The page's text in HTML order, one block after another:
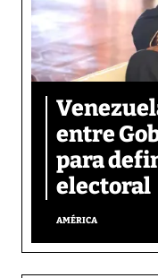
entre
para
electoral
AMÉRICA